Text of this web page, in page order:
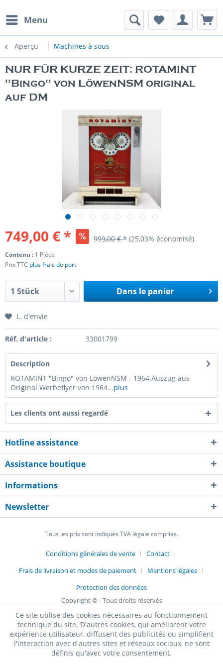
Menu
Aperçu Machines à sous
NUR FÜR KURZE ZEIT: ROTAMINT
"Bingo" von LöwenNSM original
auf DM
749,00 € * 999,00 € * (25,03% économisé)
Contenu : 1 Pièce
Prix TTC plus frais de port
Dans le panier
L. d'envie
Réf. d'article : 33001799
Description
ROTAMINT "Bingo" von LöwenNSM - 1964 Auszug aus
Original Werbeflyer von 1964...plus
Les clients ont aussi regardé
Hotline assistance
Assistance boutique
Informations
Newsletter
Tous les prix sont indiqués TVA légale comprise.
Conditions générales de vente
Contact
Frais de livraison et modes de paiement
Mentions légales
Protection des données
Copyright © - Tous droits réservés
Ce site utilise des cookies nécessaires au fonctionnement
technique du site. D'autres cookies, qui améliorent votre
expérience utilisateur, diffusent des publicités ou simplifient
l'interaction avec d'autres sites et réseaux sociaux, ne sont
définis qu'avec votre consentement.